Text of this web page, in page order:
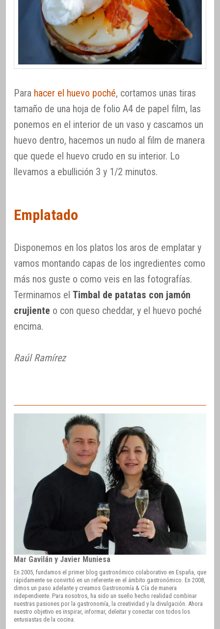
Para hacer el huevo poché, cortamos unas tiras
tamaño de una hoja de folio A4 de papel film, las
ponemos en el interior de un vaso y cascamos un
huevo dentro, hacemos un nudo al film de manera
que quede el huevo crudo en su interior. Lo
llevamos a ebullición 3 y 1/2 minutos.
Emplatado
Disponemos en los platos los aros de emplatar y
vamos montando capas de los ingredientes como
más nos guste o como veis en las fotografías.
Terminamos el Timbal de patatas con jamón
crujiente o con queso cheddar, y el huevo poché
encima.
Raúl Ramírez
Mar Gavilán y Javier Muniesa
En 2005, fundamos el primer blog gastronómico colaborativo en España, que
rápidamente se convirtió en un referente en el ámbito gastronómico. En 2008,
dimos un paso adelante y creamos Gastronomía & Cía de manera
independiente. Para nosotros, ha sido un sueño hecho realidad combinar
nuestras pasiones por la gastronomía, la creatividad y la divulgación. Ahora
nuestro objetivo es inspirar, informar, deleitar y conectar con todos los
entusiastas de la cocina.